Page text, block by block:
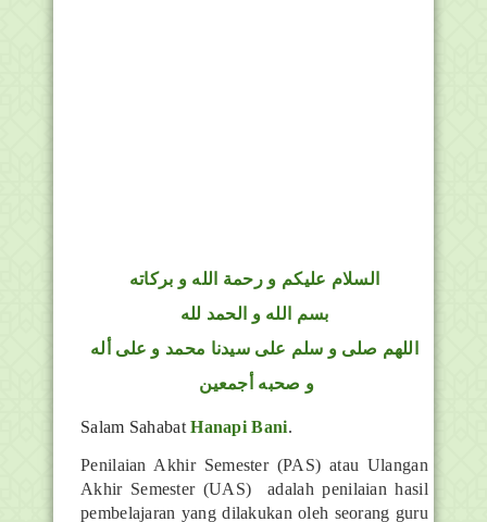
السلام عليكم و رحمة الله و بركاته
بسم الله و الحمد لله
اللهم صلى و سلم على سيدنا محمد و على أله
و صحبه أجمعين
Salam SahabatHanapi Bani.
Penilaian Akhir Semester (PAS) atau Ulangan
Akhir Semester (UAS) adalah penilaian hasil
pembelajaran yang dilakukan oleh seorang guru